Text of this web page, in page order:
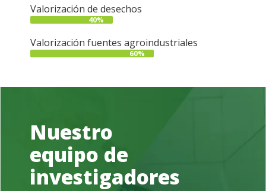
Valorización de desechos
40%
Valorización fuentes agroindustriales
60%
Nuestro
equipo de
investigadores